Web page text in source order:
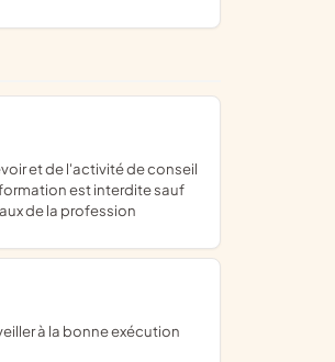
est interdite sauf
de la profession